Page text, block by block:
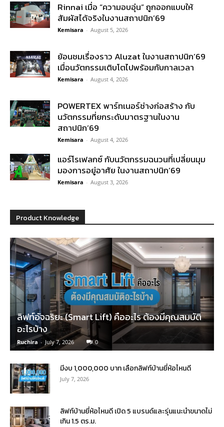
Rinnai เมื่อ “ความอบอุ่น” ถูกออกแบบให้
สัมผัสได้จริงในงานสถาปนิก’69
Kemisara - August 5, 2026
ย้อนชมเรื่องราว Aluzat ในงานสถาปนิก’69
เมื่อนวัตกรรมเติบโตไปพร้อมกับกาลเวลา
Kemisara - August 4, 2026
POWERTEX พาร์ทเนอร์ช่างก่อสร้าง กับ
นวัตกรรมที่ยกระดับมาตรฐานในงาน
สถาปนิก’69
Kemisara - August 4, 2026
แอร์โรเฟลกซ์ กับนวัตกรรมฉนวนที่เปลี่ยนมุม
มองการอยู่อาศัย ในงานสถาปนิก’69
Kemisara - August 3, 2026
Product Knowledge
ลิฟท์อัจฉริยะ (Smart Lift) คืออะไร ต้องมีคุณสมบัติ
อะไรบ้าง
Ruchira - July 7, 2026 0
มีงบ 1,000,000 บาท เลือกลิฟท์บ้านยี่ห้อไหนดี
July 7, 2026
ลิฟท์บ้านยี่ห้อไหนดี เปิด 5 แบรนด์และรุ่นแนะนำขนาดไม่
เกิน 1.5 ตร.ม.